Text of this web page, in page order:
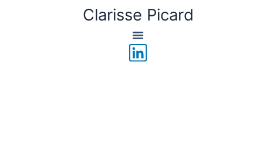
Clarisse Picard
L